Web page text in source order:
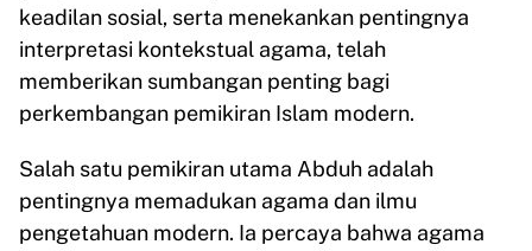
keadilan sosial, serta menekankan pentingnya
interpretasi kontekstual agama, telah
memberikan sumbangan penting bagi
perkembangan pemikiran Islam modern.
Salah satu pemikiran utama Abduh adalah
pentingnya memadukan agama dan ilmu
pengetahuan modern. Ia percaya bahwa agama